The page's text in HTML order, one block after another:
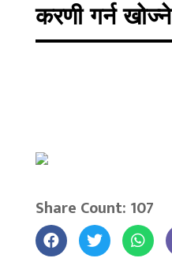
करणी गर्न
Share Count: 107